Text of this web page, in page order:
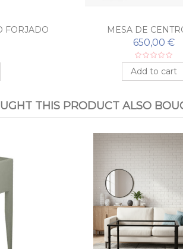
FORJADO
MESA DE
650,00 €
Add to cart
THIS PRODUCT ALSO